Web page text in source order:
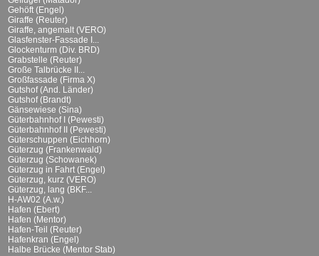
Gehöft (Engel)
Giraffe (Reuter)
Giraffe, angemalt (VERO)
Glasfenster-Fassade I...
Glockenturm (Div. BRD)
Grabstelle (Reuter)
Große Talbrücke II...
Großfassade (Firma X)
Gutshof (And. Länder)
Gutshof (Brandt)
Gänsewiese (Sina)
Güterbahnhof I (Pewesti)
Güterbahnhof II (Pewesti)
Güterschuppen (Eichhorn)
Güterzug (Frankenwald)
Güterzug (Schowanek)
Güterzug in Fahrt (Engel)
Güterzug, kurz (VERO)
Güterzug, lang (BKF...
H-AW02 (A.w.)
Hafen (Ebert)
Hafen (Mentor)
Hafen-Teil (Reuter)
Hafenkran (Engel)
Halbe Brücke (Mentor Stab)